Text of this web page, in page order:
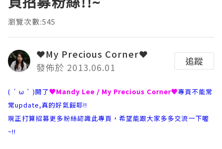
瀏覽次數:545
❤My Precious Corner❤
發佈於 2013.06.01
追蹤
( ´ ω ` )開了♥Mandy Lee / My Precious Corner♥專頁不能常
常update,真的好氣餒耶!!
現正打算招募更多粉絲認識此專頁，希望能跟大家多多交流一下喔
~!!